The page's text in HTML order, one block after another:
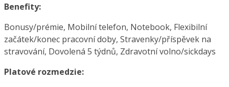
Benefity:
Bonusy/prémie, Mobilní telefon, Notebook, Flexibilní
začátek/konec pracovní doby, Stravenky/příspěvek na
stravování, Dovolená 5 týdnů, Zdravotní volno/sickdays
Platové rozmedzie: